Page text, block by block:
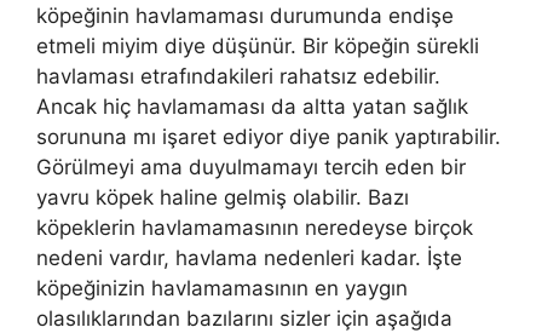
köpeğinin havlamaması durumunda endişe
etmeli miyim diye düşünür. Bir köpeğin sürekli
havlaması etrafındakileri rahatsız edebilir.
Ancak hiç havlamaması da altta yatan sağlık
sorununa mı işaret ediyor diye panik yaptırabilir.
Görülmeyi ama duyulmamayı tercih eden bir
yavru köpek haline gelmiş olabilir. Bazı
köpeklerin havlamamasının neredeyse birçok
nedeni vardır, havlama nedenleri kadar. İşte
köpeğinizin havlamamasının en yaygın
olasılıklarından bazılarını sizler için aşağıda